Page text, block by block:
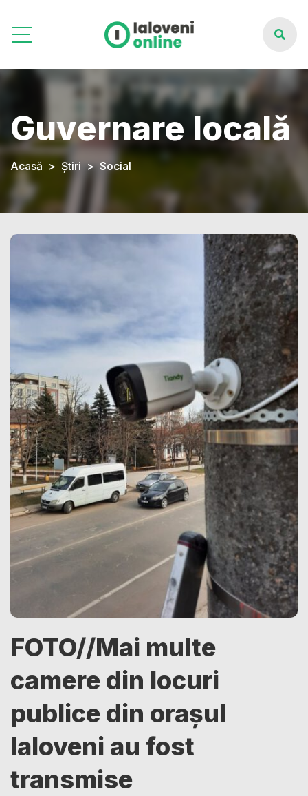
Guvernare locală
Acasă Știri Social
FOTO//Mai multe
camere din locuri
publice din orașul
Ialoveni au fost
transmise